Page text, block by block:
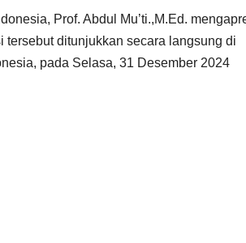
Prof. Abdul Mu’ti.,M.Ed.
ditunjukkan secara langsung di
pada Selasa, 31 Desember 2024